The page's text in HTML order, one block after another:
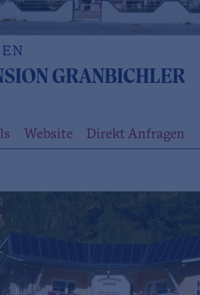
GRANBICHLER
Website Direkt Anfragen